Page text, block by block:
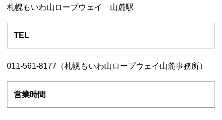
札幌もいわ山ロープウェイ 山麓駅
TEL
011-561-8177（札幌もいわ山ロープウェイ山麓事務所）
営業時間